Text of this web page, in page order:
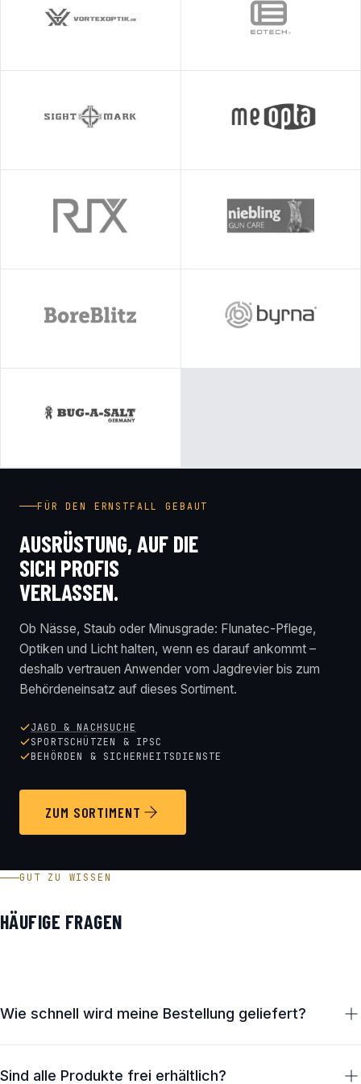
FÜR DEN ERNSTFALL GEBAUT
AUSRÜSTUNG, AUF DIE
SICH PROFIS
VERLASSEN.
Ob Nässe, Staub oder Minusgrade: Flunatec-Pflege,
Optiken und Licht halten, wenn es darauf ankommt –
deshalb vertrauen Anwender vom Jagdrevier bis zum
Behördeneinsatz auf dieses Sortiment.
JAGD & NACHSUCHE
SPORTSCHÜTZEN & IPSC
BEHÖRDEN & SICHERHEITSDIENSTE
ZUM SORTIMENT
GUT ZU WISSEN
HÄUFIGE FRAGEN
Wie schnell wird meine Bestellung geliefert?
Regel innerhalb von 1–2 Werktagen. Die Zustellung erfolgt
Sind alle Produkte frei erhältlich?